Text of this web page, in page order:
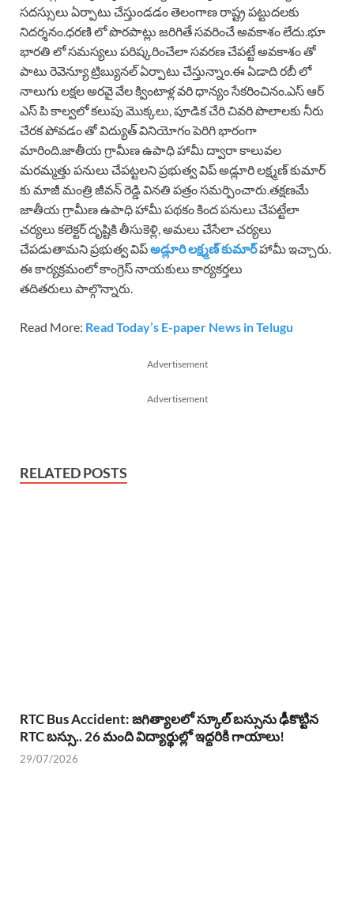
సదస్సులు ఏర్పాటు చేస్తుండడం తెలంగాణ రాష్ట్ర పట్టుదలకు
నిదర్శనం.ధరణి లో పొరపాట్లు జరిగితే సవరించే అవకాశం లేదు.భూ
భారతి లో సమస్యలు పరిష్కరించేలా సవరణ చేపట్టే అవకాశం తో
పాటు రెవెన్యూ ట్రిబ్యునల్ ఏర్పాటు చేస్తున్నాం.ఈ ఏడాది రబీ లో
నాలుగు లక్షల అరవై వేల క్వింటాళ్ల వరి ధాన్యం సేకరించినం.ఎస్ ఆర్
ఎస్ పి కాల్వలో కలుపు మొక్కలు, పూడిక చేరి చివరి పొలాలకు నీరు
చేరక పోవడం తో విద్యుత్ వినియోగం పెరిగి భారంగా
మారింది.జాతీయ గ్రామీణ ఉపాధి హామీ ద్వారా కాలువల
మరమ్మత్తు పనులు చేపట్టలని ప్రభుత్వ విప్ అడ్లూరి లక్ష్మణ్ కుమార్
కు మాజీ మంత్రి జీవన్ రెడ్డి వినతి పత్రం సమర్పించారు.తక్షణమే
జాతీయ గ్రామీణ ఉపాధి హామీ పథకం కింద పనులు చేపట్టేలా
చర్యలు కలెక్టర్ దృష్టికి తీసుకెళ్లి, అమలు చేసేలా చర్యలు
చేపడుతామని ప్రభుత్వ విప్అడ్లూరి లక్ష్మణ్ కుమార్హామీ ఇచ్చారు.
ఈ కార్యక్రమంలో కాంగ్రెస్ నాయకులు కార్యకర్తలు
తదితరులు పాల్గొన్నారు.
Read More: Read Today’s E-paper News in Telugu
Advertisement
Advertisement
RELATED POSTS
RTC Bus Accident: జగిత్యాలలో స్కూల్ బస్సును ఢీకొట్టిన
RTC బస్సు.. 26 మంది విద్యార్థుల్లో ఇద్దరికి గాయాలు!
29/07/2026